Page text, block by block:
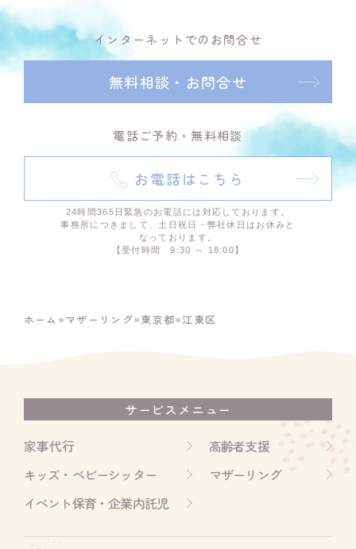
インターネットでのお問合せ
無料相談・お問合せ
電話ご予約・無料相談
お電話はこちら
24時間365日緊急のお電話には対応しております。
事務所につきまして、土日祝日・弊社休日はお休みと
なっております。
【受付時間 9:30 ～ 18:00】
ホーム »マザーリング»東京都»江東区
サービスメニュー
家事代行
高齢者支援
キッズ・ベビーシッター
マザーリング
イベント保育・企業内託児